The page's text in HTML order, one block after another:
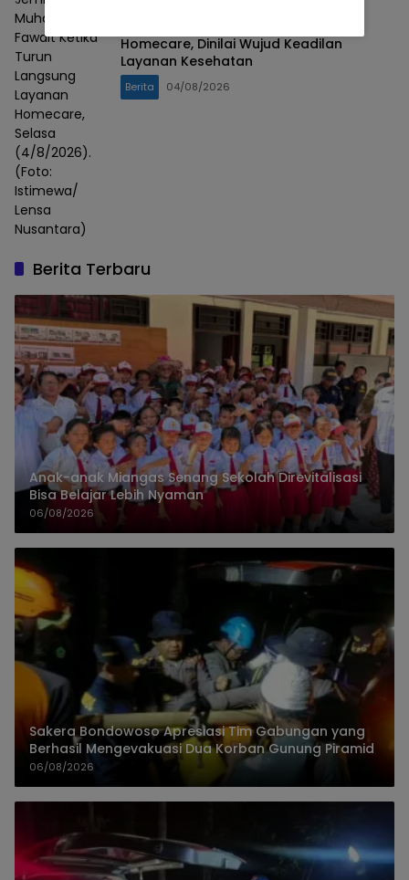
Muhammad
Fawait Ketika
Turun
Langsung
Layanan
Homecare,
Selasa
(4/8/2026).
(Foto:
Istimewa/
Lensa
Nusantara)
Homecare, Dinilai Wujud Keadilan
Layanan Kesehatan
Berita 04/08/2026
Berita Terbaru
Anak-anak Miangas Senang Sekolah Direvitalisasi
Bisa Belajar Lebih Nyaman
06/08/2026
Sakera Bondowoso Apresiasi Tim Gabungan yang
Berhasil Mengevakuasi Dua Korban Gunung Piramid
06/08/2026